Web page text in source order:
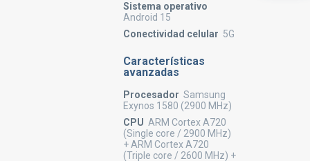
Sistema operativo
Android 15
Conectividad celular 5G
Características
avanzadas
Procesador Samsung
Exynos 1580 (2900 MHz)
CPU ARM Cortex A720
(Single core / 2900 MHz)
+ ARM Cortex A720
(Triple core / 2600 MHz) +